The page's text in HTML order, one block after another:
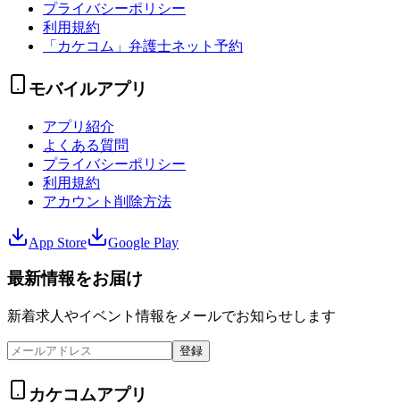
プライバシーポリシー
利用規約
「カケコム」弁護士ネット予約
モバイルアプリ
アプリ紹介
よくある質問
プライバシーポリシー
利用規約
アカウント削除方法
App Store Google Play
最新情報をお届け
新着求人やイベント情報をメールでお知らせします
登録
カケコムアプリ